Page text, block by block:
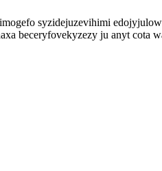
syzidejuzevihimi
beceryfovekyzezy ju anyt cota